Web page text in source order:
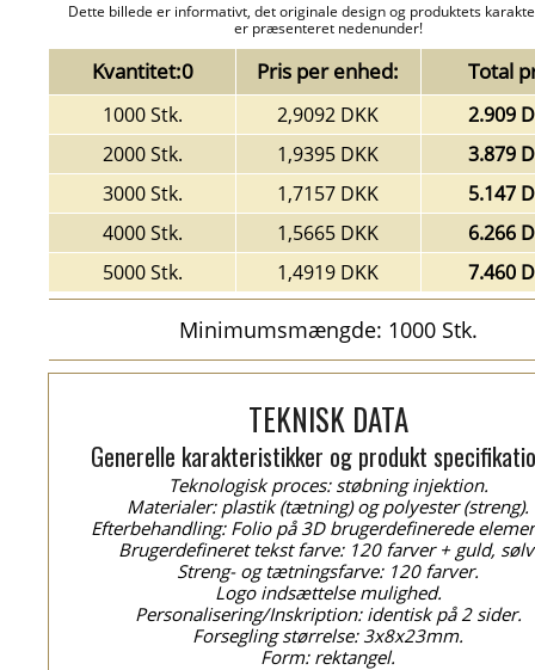
Dette billede er informativt, det originale design og produktets
er præsenteret nedenunder!
Kvantitet:0 Pris per enhed: Total
1000 Stk. 2,9092 DKK
2.909
2000 Stk.
1,9395 DKK
3.879
3000 Stk.
1,7157 DKK
5.147
4000 Stk.
1,5665 DKK
6.266
5000 Stk.
1,4919 DKK 7.460
Minimumsmængde: 1000 Stk.
TEKNISK DATA
Generelle karakteristikker og produkt
Teknologisk proces: støbning injektion.
Materialer: plastik (tætning) og polyester (streng).
Efterbehandling: Folio på 3D brugerdefinerede
Brugerdefineret tekst farve: 120 farver + guld,
Streng- og tætningsfarve: 120 farver.
Logo indsættelse mulighed.
Personalisering/Inskription: identisk på 2 sider.
Forsegling størrelse: 3x8x23mm.
Form: rektangel.